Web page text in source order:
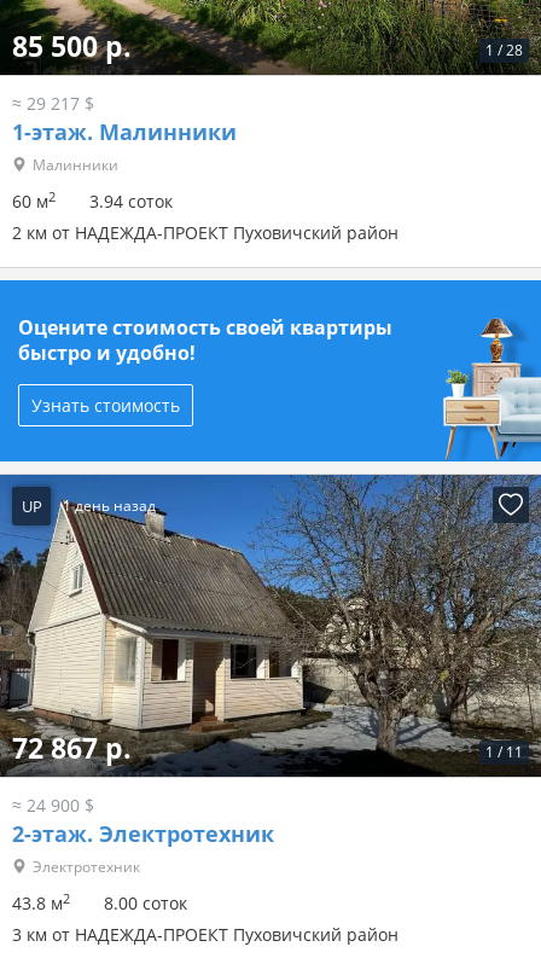
1 /28
85 500 р.
≈ 29 217 $
1-этаж. Малинники
Малинники
60 м2
3.94 соток
2 км от НАДЕЖДА-ПРОЕКТ Пуховичский район
Оцените стоимость своей квартиры
быстро и удобно!
Узнать стоимость
UP 1 день назад
1 / 11
72 867 р.
≈ 24 900 $
2-этаж. Электротехник
Электротехник
43.8 м2
8.00 соток
3 км от НАДЕЖДА-ПРОЕКТ Пуховичский район